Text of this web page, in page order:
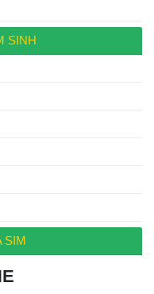
SINH
SIM